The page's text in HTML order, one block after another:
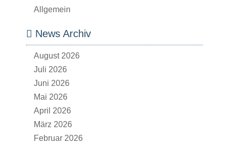
Allgemein
News Archiv
August 2026
Juli 2026
Juni 2026
Mai 2026
April 2026
März 2026
Februar 2026